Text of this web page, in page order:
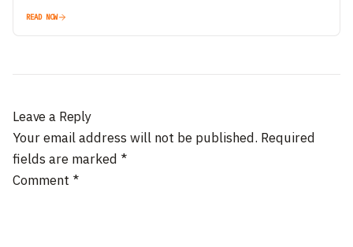
READ NOW
Leave a Reply
Your email address will not be published. Required
fields are marked *
Comment *